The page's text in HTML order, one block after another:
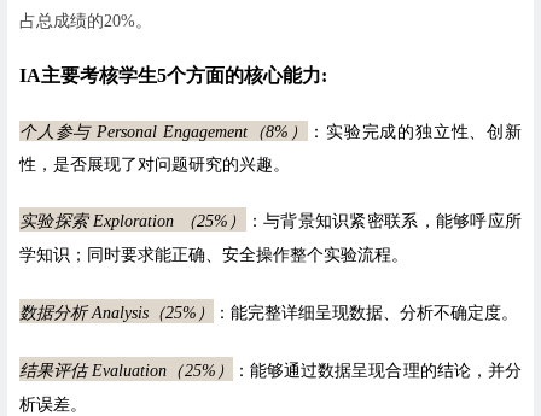
占总成绩的20%。
IA主要考核学生5个方面的核心能力:
个人参与 Personal Engagement（8%）
：实验完成的独立性、创新
性，是否展现了对问题研究的兴趣。
实验探索 Exploration （25%）
：与背景知识紧密联系，能够呼应所
学知识；同时要求能正确、安全操作整个实验流程。
数据分析Analysis （25%） ：能完整详细呈现数据、分析不确定度。
结果评估Evaluation （25%）
：能够通过数据呈现合理的结论，并分
析误差。